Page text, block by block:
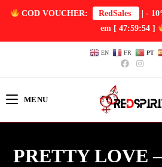
COD VOUCHER: RedSales
| -
em [ 47:59:53 ]
EN FR PT
MENU
PRETTY LOVE